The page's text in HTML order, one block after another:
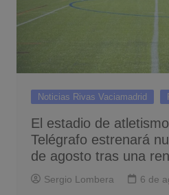
Noticias Rivas Vaciamadrid
El estadio de
Telégrafo estrenará
de agosto tras una
Sergio Lombera 6 de